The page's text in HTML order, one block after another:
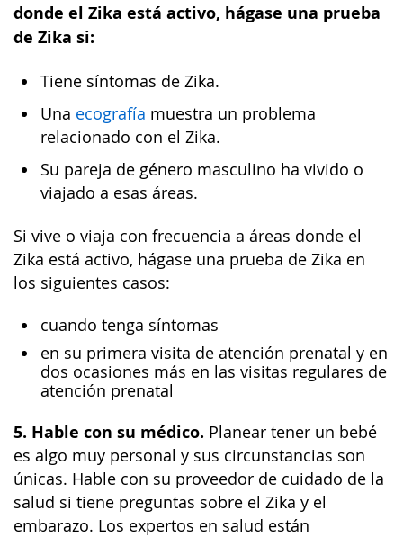
donde el Zika está activo, hágase una prueba
de Zika si:
Tiene síntomas de Zika.
Una ecografía muestra un problema
relacionado con el Zika.
Su pareja de género masculino ha vivido o
viajado a esas áreas.
Si vive o viaja con frecuencia a áreas donde el
Zika está activo, hágase una prueba de Zika en
los siguientes casos:
cuando tenga síntomas
en su primera visita de atención prenatal y en
dos ocasiones más en las visitas regulares de
atención prenatal
5. Hable con su médico. Planear tener un bebé
es algo muy personal y sus circunstancias son
únicas. Hable con su proveedor de cuidado de la
salud si tiene preguntas sobre el Zika y el
embarazo. Los expertos en salud están